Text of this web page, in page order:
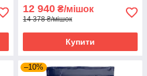
12 940 ₴/мішок
14 378 ₴/мішок
Купити
–10%